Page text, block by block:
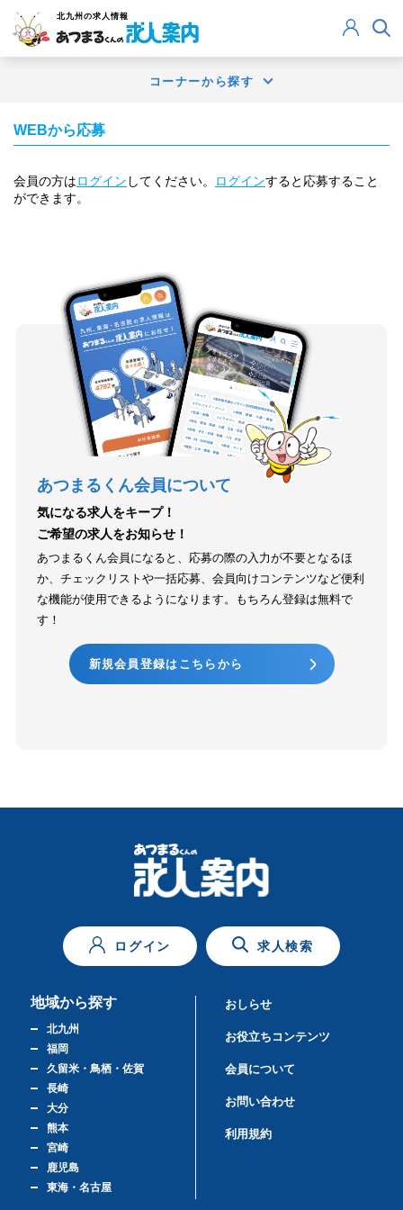
北九州の求人情報
コーナーから探す
WEBから応募
会員の方はログイン してください。 ログインすると応募すること
ができます。
あつまるくん会員について
気になる求人をキープ！
ご希望の求人をお知らせ！
あつまるくん会員になると、応募の際の入力が不要となるほ
か、チェックリストや一括応募、会員向けコンテンツなど便利
な機能が使用できるようになります。もちろん登録は無料で
す！
新規会員登録はこちらから
ログイン 求人検索
地域から探す
北九州
福岡
久留米・鳥栖・佐賀
長崎
大分
熊本
宮崎
鹿児島
東海・名古屋
おしらせ
お役立ちコンテンツ
会員について
お問い合わせ
利用規約